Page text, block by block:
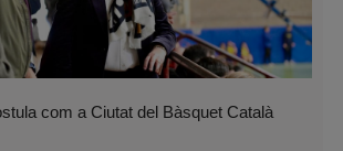
com a Ciutat del Bàsquet Català